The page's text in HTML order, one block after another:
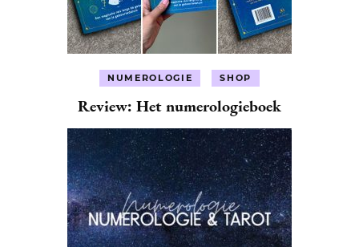
NUMEROLOGIE SHOP
Review: Het numerologieboek